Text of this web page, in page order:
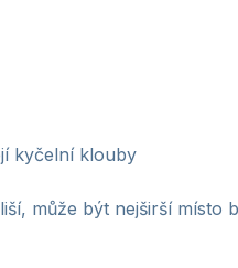
kyčelní klouby
může být nejširší místo